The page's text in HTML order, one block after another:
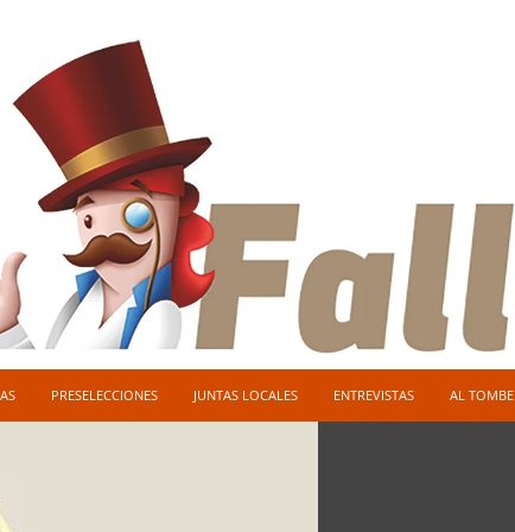
PRESELECCIONES JUNTAS LOCALES ENTREVISTAS AL TOMBE